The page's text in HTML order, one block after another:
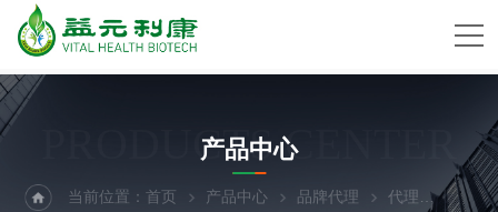
PRODUCTS CENTER
产品中心
当前位置：首页 产品中心 品牌代理 代理